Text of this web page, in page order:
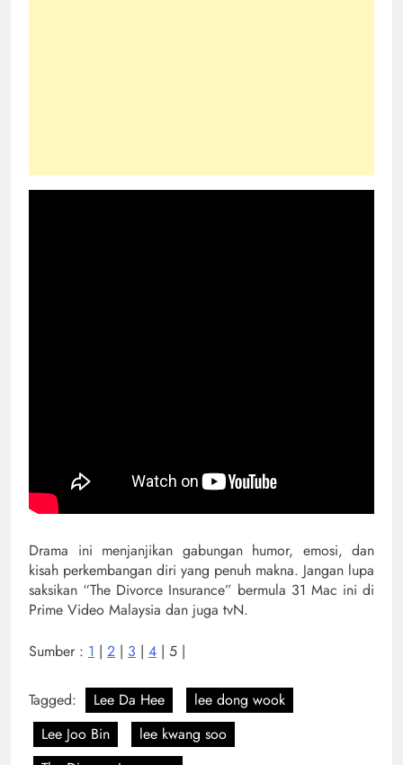
Drama ini menjanjikan gabungan humor, emosi, dan
kisah perkembangan diri yang penuh makna. Jangan lupa
saksikan “The Divorce Insurance” bermula 31 Mac ini di
Prime Video Malaysia dan juga tvN.
Sumber : 1 | 2 | 3 | 4 | 5 |
Tagged: Lee Da Hee
lee dong wook
Lee Joo Bin
lee kwang soo